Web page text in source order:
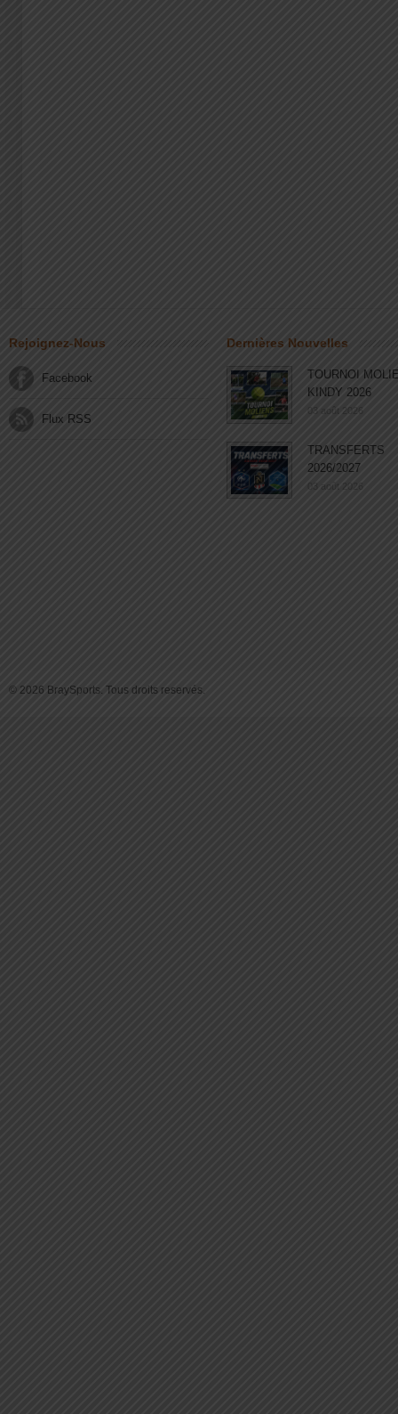
Rejoignez-Nous
Facebook
Flux RSS
Dernières Nouvelles
TOURNOI
KINDY 2026
03 août 2026
TRANSFERTS
2026/2027
03 août 2026
© 2026 BraySports. Tous droits reservés.